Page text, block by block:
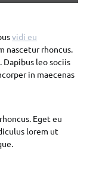
vidi eu
nascetur rhoncus.
leo sociis
in maecenas
Eget eu
lorem ut